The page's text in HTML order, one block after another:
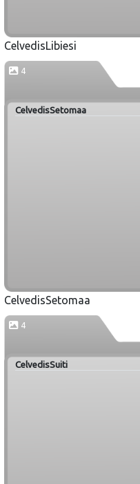
CelvedisLibiesi
4
CelvedisSetomaa
CelvedisSetomaa
4
CelvedisSuiti